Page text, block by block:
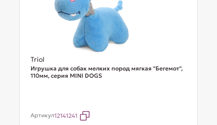
Triol
Игрушка для собак мелких пород мягкая "Бегемот",
110мм, серия MINI DOGS
Артикул12141241